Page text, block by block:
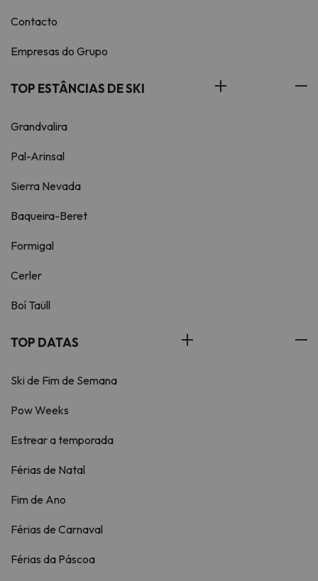
Contacto
Empresas do Grupo
TOP ESTÂNCIAS DE SKI
Grandvalira
Pal-Arinsal
Sierra Nevada
Baqueira-Beret
Formigal
Cerler
Boí Taüll
TOP DATAS
Ski de Fim de Semana
Pow Weeks
Estrear a temporada
Férias de Natal
Fim de Ano
Férias de Carnaval
Férias da Páscoa